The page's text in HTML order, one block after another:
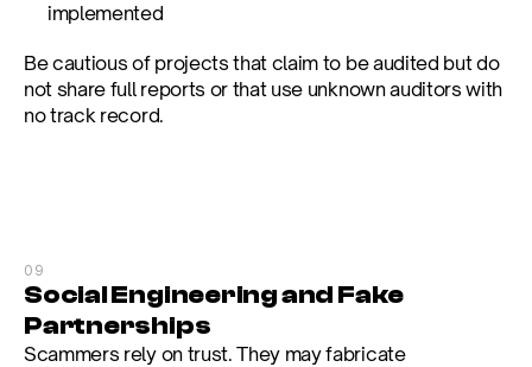
implemented
Be cautious of projects that claim to be audited but do
not share full reports or that use unknown auditors with
no track record.
09
Social Engineering and Fake
Partnerships
Scammers rely on trust. They may fabricate